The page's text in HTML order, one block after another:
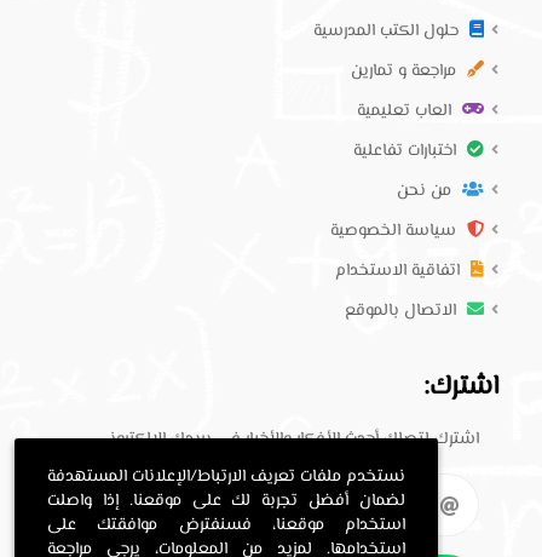
حلول الكتب المدرسية
مراجعة و تمارين
العاب تعليمية
اختبارات تفاعلية
من نحن
سياسة الخصوصية
اتفاقية الاستخدام
الاتصال بالموقع
اشترك:
اشترك لتصلك أحدث الأفكار والأخبار في بريدك الإلكتروني.
نستخدم ملفات تعريف الارتباط/الإعلانات المستهدفة
لضمان أفضل تجربة لك على موقعنا. إذا واصلت
استخدام موقعنا، فسنفترض موافقتك على
استخدامها. لمزيد من المعلومات، يرجى مراجعة